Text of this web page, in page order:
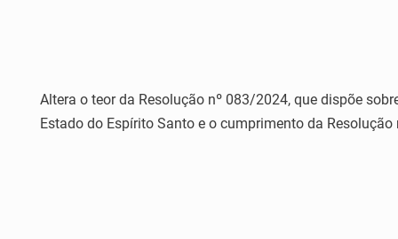
Altera o teor da Resolução nº 083/2024, que dispõe
Estado do Espírito Santo e o cumprimento da